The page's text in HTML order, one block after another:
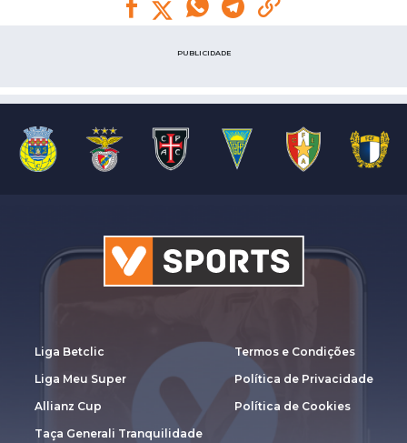
PUBLICIDADE
Liga Betclic
Liga Meu Super
Allianz Cup
Taça Generali Tranquilidade
Termos e Condições
Política de Privacidade
Política de Cookies